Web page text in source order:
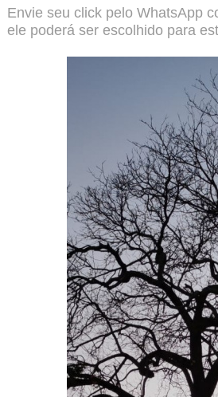
Envie seu click pelo WhatsApp
ele poderá ser escolhido para